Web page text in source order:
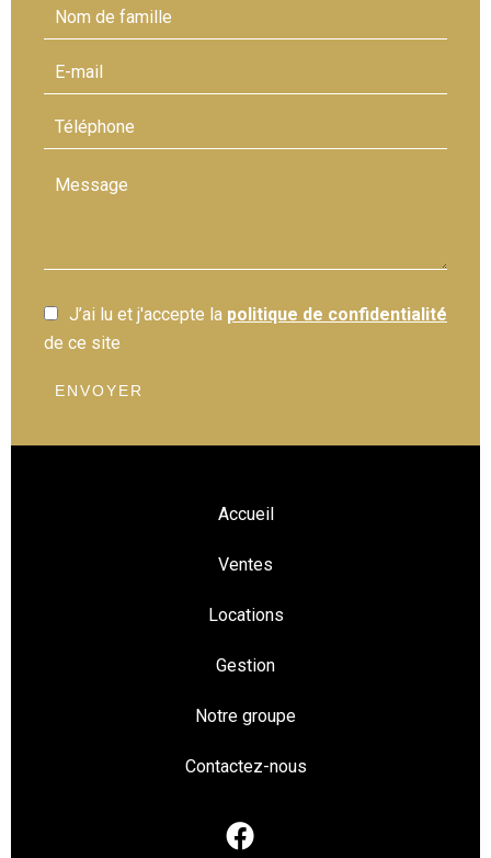
J’ai lu et j'accepte la politique de confidentialité
de ce site
ENVOYER
Accueil
Ventes
Locations
Gestion
Notre groupe
Contactez-nous